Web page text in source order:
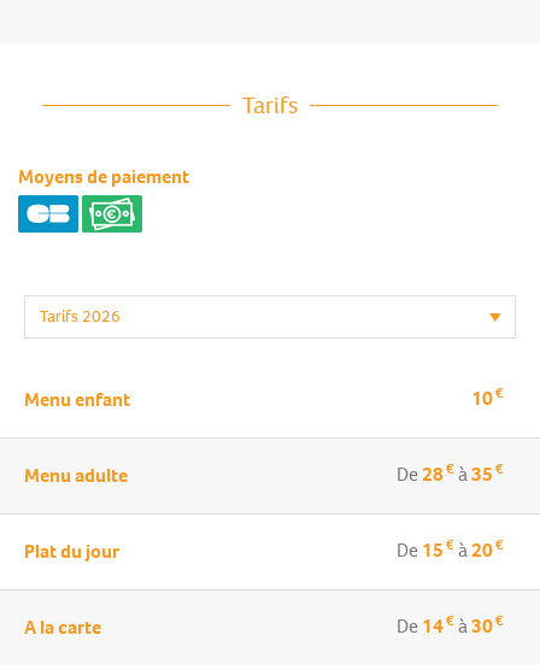
Tarifs
Moyens de paiement
Menu enfant 10€
Menu adulte De28€à35€
Plat du jour De15€à20€
A la carte De14€à30€